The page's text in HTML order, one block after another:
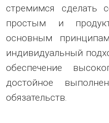
стремимся сделать
простым и
основным
индивидуальный
обеспечение
достойное
обязательств.